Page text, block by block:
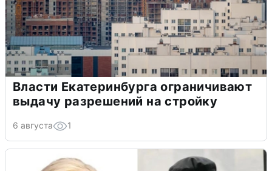
Власти Екатеринбурга ограничивают
выдачу разрешений на стройку
6 августа 1